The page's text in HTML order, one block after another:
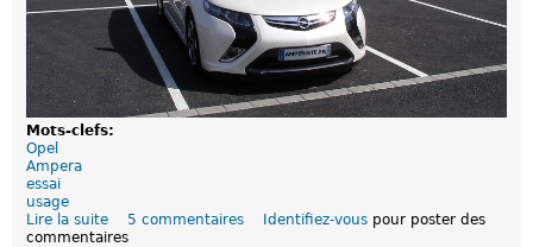
s
i
a
p
i
d
Mots-clefs:
Opel
Ampera
essai
usage
Lire la suite
e
5 commentaires Identifiez-vous pour poster des
commentaires